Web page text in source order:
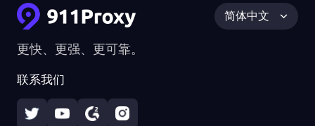
更快、更强、更可靠。
联系我们
简体中文